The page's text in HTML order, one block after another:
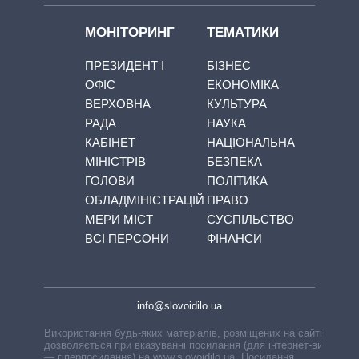
МОНІТОРИНГ
ПРЕЗИДЕНТ І
ОФІС
ВЕРХОВНА
РАДА
КАБІНЕТ
МІНІСТРІВ
ГОЛОВИ
ОБЛАДМІНІСТРАЦІЙ
МЕРИ МІСТ
ВСІ ПЕРСОНИ
ТЕМАТИКИ
БІЗНЕС
ЕКОНОМІКА
КУЛЬТУРА
НАУКА
НАЦІОНАЛЬНА
БЕЗПЕКА
ПОЛІТИКА
ПРАВО
СУСПІЛЬСТВО
ФІНАНСИ
info@slovoidilo.ua
Використання будь-яких матеріалів, розміщених на сайті,
дозволяється при вказуванні посилання (для інтернет-видань